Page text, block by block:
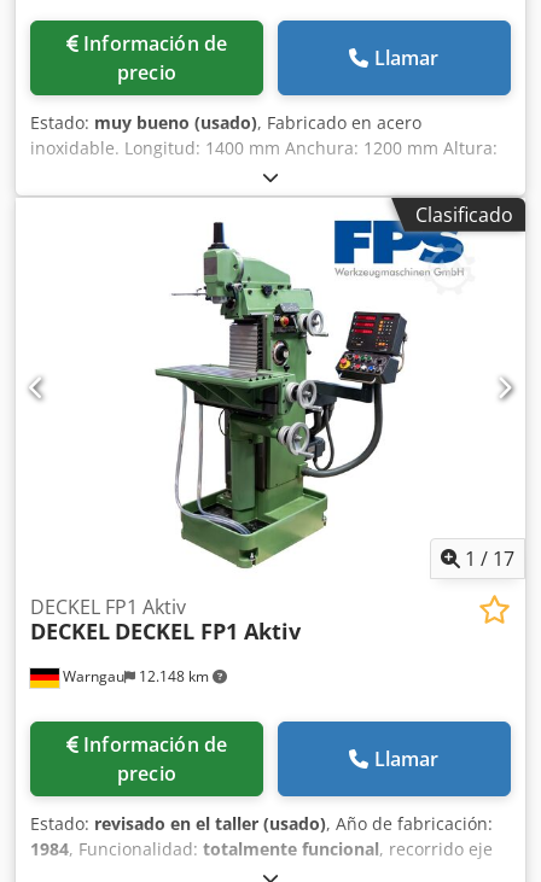
Información de
precio
Llamar
Estado: muy bueno (usado), Fabricado en acero
inoxidable. Longitud: 1400 mm Anchura: 1200 mm Altura:
1900 mm Peso: aproximadamente 250 kg. Crsdpehvyzwsfx
Apvef
Clasificado
1 / 17
Warngau 12.148 km
DECKEL FP1 Aktiv
DECKEL DECKEL FP1 Aktiv
Información de
precio
Llamar
Estado: revisado en el taller (usado), Año de fabricación:
1984, Funcionalidad: totalmente funcional, recorrido eje
, recorrido del eje Y: